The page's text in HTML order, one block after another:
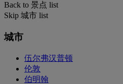
Back to 景点 list
Skip 城市 list
城市
伍尔弗汉普顿
伦敦
伯明翰